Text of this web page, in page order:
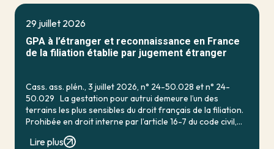
29 juillet 2026
GPA à l’étranger et reconnaissance en France
de la filiation établie par jugement étranger
Cass. ass. plén., 3 juillet 2026, n° 24-50.028 et n° 24-
50.029 La gestation pour autrui demeure l’un des
terrains les plus sensibles du droit français de la filiation.
Prohibée en droit interne par l’article 16-7 du code civil,
Lire plus